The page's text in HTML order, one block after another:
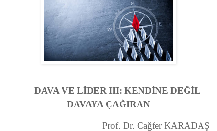
DAVA VE LİDER III: KENDİNE DEĞİL
DAVAYA ÇAĞIRAN
Prof. Dr. Cağfer KARADAŞ